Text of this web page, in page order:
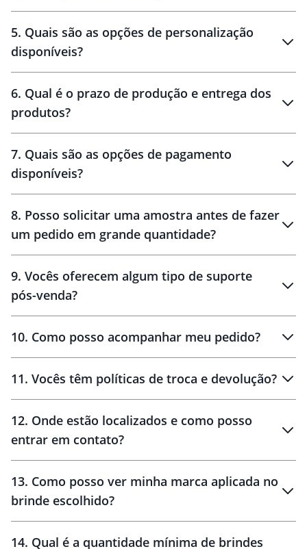
brinde
personalização
amostra virtual
5. Quais são as opções de personalização
disponíveis?
6. Qual é o prazo de produção e entrega dos
produtos?
10 dias
brinde
48 horas
7. Quais são as opções de pagamento
disponíveis?
8. Posso solicitar uma amostra antes de fazer
um pedido em grande quantidade?
amostras
9. Vocês oferecem algum tipo de suporte
pós-venda?
10. Como posso acompanhar meu pedido?
11. Vocês têm políticas de troca e devolução?
30 dias
12. Onde estão localizados e como posso
entrar em contato?
13. Como posso ver minha marca aplicada no
brinde escolhido?
14. Qual é a quantidade mínima de brindes